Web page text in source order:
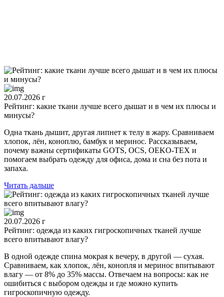
20.07.2026 г
Рейтинг: какие ткани лучше всего дышат и в чем их плюсы и
минусы?
Одна ткань дышит, другая липнет к телу в жару. Сравниваем
хлопок, лён, коноплю, бамбук и меринос. Рассказываем,
почему важны сертификаты GOTS, OCS, OEKO-TEX и
помогаем выбрать одежду для офиса, дома и сна без пота и
запаха.
Читать дальше
20.07.2026 г
Рейтинг: одежда из каких гигроскопичных тканей лучше
всего впитывают влагу?
В одной одежде спина мокрая к вечеру, в другой — сухая.
Сравниваем, как хлопок, лён, конопля и меринос впитывают
влагу — от 8% до 35% массы. Отвечаем на вопросы: как не
ошибиться с выбором одежды и где можно купить
гигроскопичную одежду.